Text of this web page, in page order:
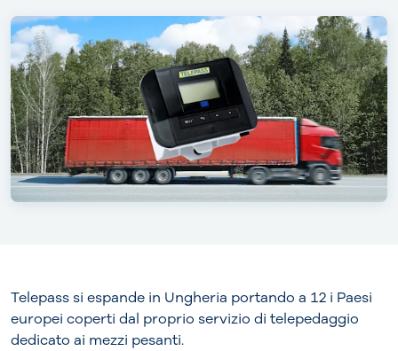
Telepass si espande in Ungheria portando a 12 i Paesi
europei coperti dal proprio servizio di telepedaggio
dedicato ai mezzi pesanti.